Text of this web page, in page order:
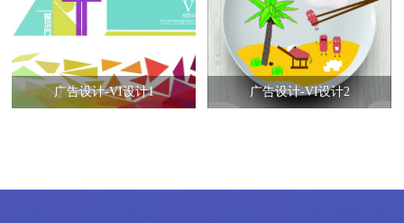
广告设计-VI设计1 广告设计-VI设计2